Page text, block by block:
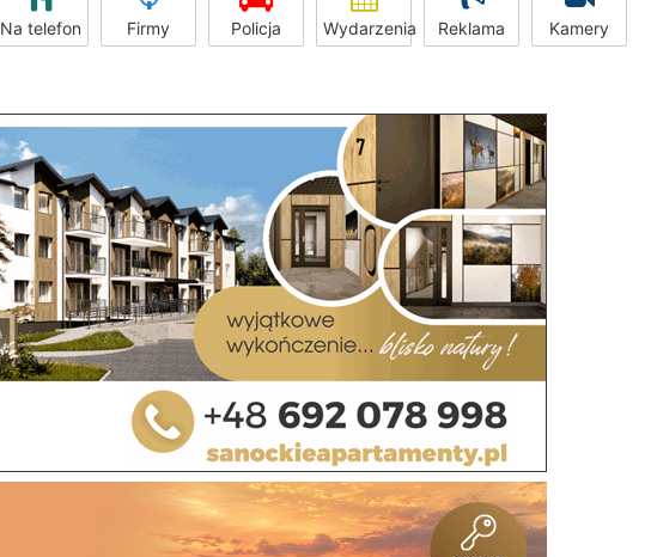
Na telefon Firmy Policja Wydarzenia Reklama Kamery